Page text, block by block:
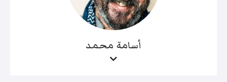
أسامة محمد